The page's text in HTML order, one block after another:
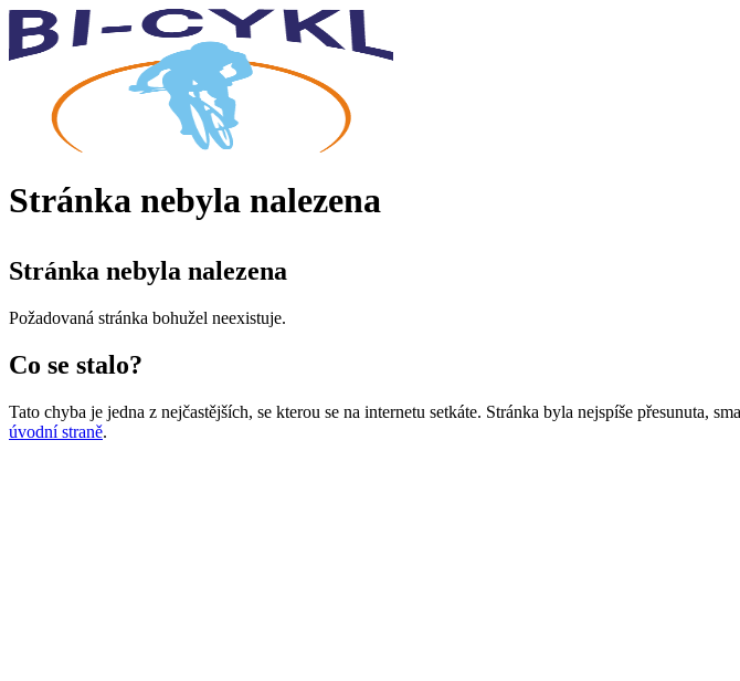
Stránka nebyla nalezena
Stránka nebyla nalezena
Požadovaná stránka bohužel neexistuje.
Co se stalo?
Tato chyba je jedna z nejčastějších, se kterou se na internetu setkáte. Stránka byla nejspíše přesunuta,
úvodní straně.